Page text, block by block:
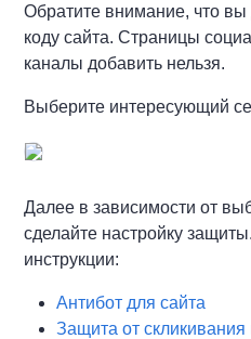
Обратите внимание, что
коду сайта. Страницы
каналы добавить нельзя.
Выберите интересующий
Далее в зависимости от
сделайте настройку
инструкции:
Антибот для сайта
Защита от